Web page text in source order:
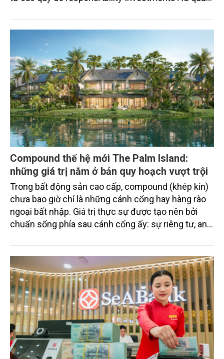
thu hút thành công từ đầu năm đến nay lên gần 350
Compound thế hệ mới The Palm Island:
những giá trị nằm ở bản quy hoạch vượt trội
Trong bất động sản cao cấp, compound (khép kín)
chưa bao giờ chỉ là những cánh cổng hay hàng rào
ngoại bất nhập. Giá trị thực sự được tạo nên bởi
chuẩn sống phía sau cánh cổng ấy: sự riêng tư, an
vụ được thiết kế dành riêng cho họ.